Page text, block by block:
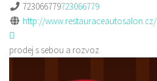
723066779723066779
http://www.restauraceautosalon.cz/
prodej s sebou a rozvoz